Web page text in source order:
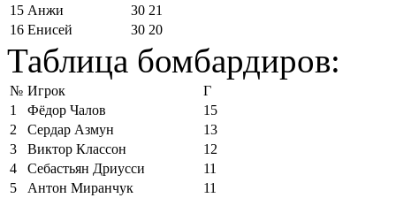
15 Анжи 30 21
16 Енисей 30 20
Таблица бомбардиров:
№ Игрок
Г
1
Фёдор Чалов
15
2
Сердар Азмун
13
3
Виктор Классон
12
4
Себастьян Дриусси
11
5
Антон Миранчук
11